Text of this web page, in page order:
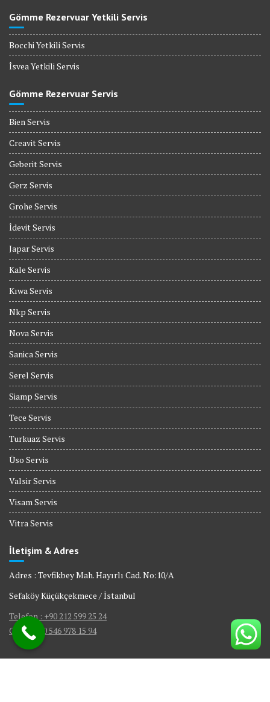
Gömme Rezervuar Yetkili Servis
Bocchi Yetkili Servis
İsvea Yetkili Servis
Gömme Rezervuar Servis
Bien Servis
Creavit Servis
Geberit Servis
Gerz Servis
Grohe Servis
İdevit Servis
Japar Servis
Kale Servis
Kıwa Servis
Nkp Servis
Nova Servis
Sanica Servis
Serel Servis
Siamp Servis
Tece Servis
Turkuaz Servis
Üso Servis
Valsir Servis
Visam Servis
Vitra Servis
İletişim & Adres
Adres : Tevfikbey Mah. Hayırlı Cad. No:10/A
Sefaköy Küçükçekmece / İstanbul
Telefon : +90 212 599 25 24
GSM : +90 546 978 15 94